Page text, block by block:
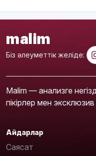
malim
Біз әлеуметтік желіде:
Malim — анализге
пікірлер мен
Айдарлар
Саясат